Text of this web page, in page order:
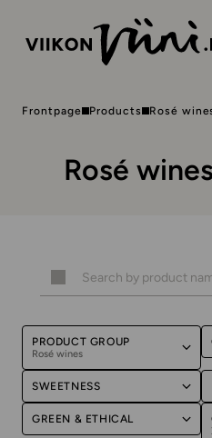
Frontpage Products Rosé
Rosé
PRODUCT GROUP
Rosé wines
SWEETNESS
GREEN & ETHICAL